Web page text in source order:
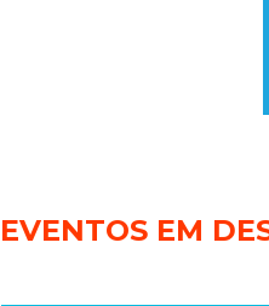
EVENTOS EM